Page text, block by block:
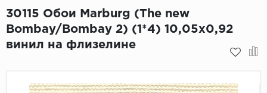
Artsimple
AS Creation
Cristiana Masi
Флоковые обои
Обои панно
30115 Обои Marburg (The new
Bombay/Bombay 2) (1*4) 10,05x0,92
винил на флизелине